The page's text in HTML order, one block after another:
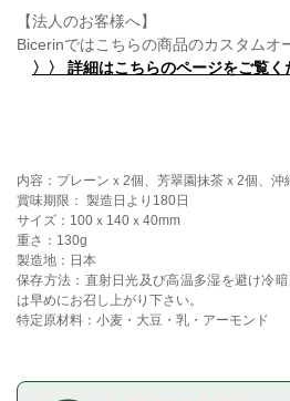
【法人のお客様へ】
Bicerinではこちらの商品のカスタムオ
〉〉 詳細はこちらのページをご覧く
内容：プレーンｘ2個、芳翠園抹茶ｘ2個、沖
賞味期限： 製造日より180日
サイズ：100ｘ140ｘ40mm
重さ：130g
製造地：日本
保存方法：直射日光及び高温多湿を避け冷
は早めにお召し上がり下さい。
特定原材料：小麦・大豆・乳・アーモンド